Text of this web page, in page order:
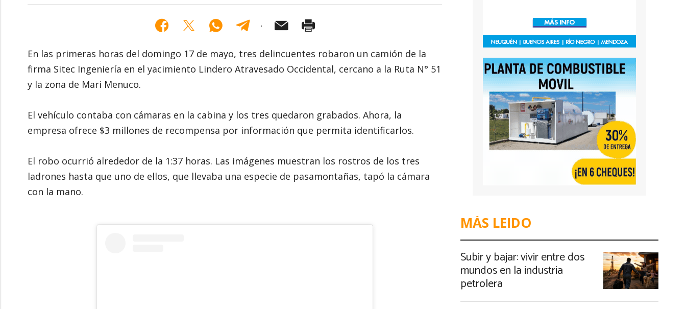
En las primeras horas del domingo 17 de mayo, tres delincuentes robaron un camión de la
firma Sitec Ingeniería en el yacimiento Lindero Atravesado Occidental, cercano a la Ruta N° 51
y la zona de Mari Menuco.
El vehículo contaba con cámaras en la cabina y los tres quedaron grabados. Ahora, la
empresa ofrece $3 millones de recompensa por información que permita identificarlos.
El robo ocurrió alrededor de la 1:37 horas. Las imágenes muestran los rostros de los tres
ladrones hasta que uno de ellos, que llevaba una especie de pasamontañas, tapó la cámara
con la mano.
MÁS LEIDO
Subir y bajar: vivir entre dos
mundos en la industria
petrolera